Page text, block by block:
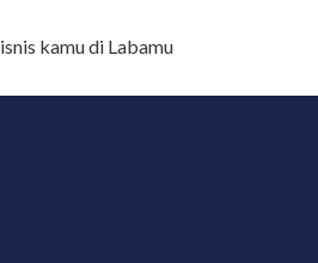
kamu di Labamu